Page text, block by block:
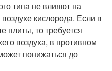
типа не влияют на
кислорода. Если в
плиты, то требуется
воздуха, в противном
понижаться до